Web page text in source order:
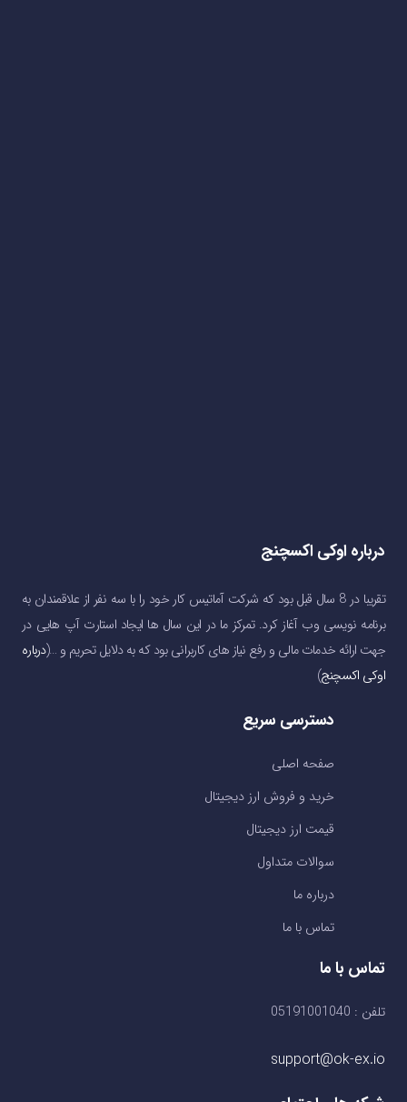
درباره اوکی اکسچنج
تقریبا در 8 سال قبل بود که شرکت آماتیس کار خود را با سه نفر از علاقمندان به
برنامه نویسی وب آغاز کرد. تمرکز ما در این سال ها ایجاد استارت آپ هایی در
جهت ارائه خدمات مالی و رفع نیاز های کاربرانی بود که به دلایل تحریم و …(درباره
اوکی اکسچنج)
دسترسی سریع
صفحه اصلی
خرید و فروش ارز دیجیتال
قیمت ارز دیجیتال
سوالات متداول
درباره ما
تماس با ما
تماس با ما
تلفن : 05191001040
support@ok-ex.io